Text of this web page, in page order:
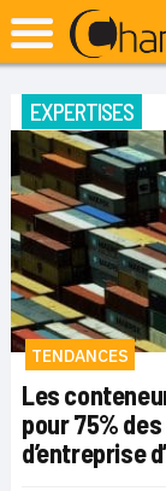
EXPERTISES
TENDANCES
Les
pour 75%
d’entreprise